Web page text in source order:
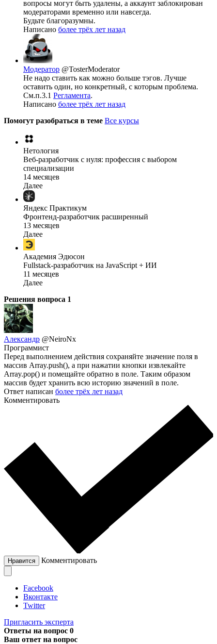
вопросы могут быть удалены, а аккаунт заблокирован
модераторами временно или навсегда.
Будьте благоразумны.
Написано более трёх лет назад
Модератор @TosterModerator
Не надо ставить как можно больше тэгов. Лучше
оставить один, но конкретный, с которым проблема.
См.п.3.1 Регламента.
Написано более трёх лет назад
Помогут разобраться в теме Все курсы
Нетология
Веб-разработчик с нуля: профессия с выбором
специализации
14 месяцев
Далее
Яндекс Практикум
Фронтенд-разработчик расширенный
13 месяцев
Далее
Академия Эдюсон
Fullstack-разработчик на JavaScript + ИИ
11 месяцев
Далее
Решения вопроса 1
Александр @NeiroNx
Программист
Перед выполнением действия сохраняйте значение поля в
массив Array.push(), а при нажатии кнопки извлекайте
Array.pop() и помещайте обратно в поле. Таким образом
массив будет хранить всю историю значений в поле.
Ответ написан более трёх лет назад
Комментировать
Нравится Комментировать
Facebook
Вконтакте
Twitter
Пригласить эксперта
Ответы на вопрос 0
Ваш ответ на вопрос